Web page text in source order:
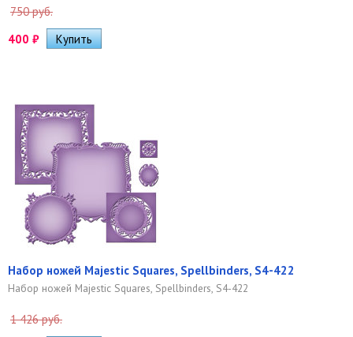
750 руб.
400 ₽
Набор ножей Majestic Squares, Spellbinders, S4-422
Набор ножей Majestic Squares, Spellbinders, S4-422
1 426 руб.